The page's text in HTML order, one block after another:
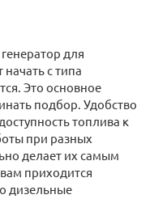
для
с типа
Это основное
подбор. Удобство
топлива к
при разных
делает их самым
приходится
дизельные